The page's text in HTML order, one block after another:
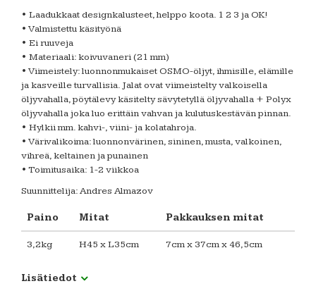
• Laadukkaat designkalusteet, helppo koota. 1 2 3 ja OK!
• Valmistettu käsityönä
• Ei ruuveja
• Materiaali: koivuvaneri (21 mm)
• Viimeistely: luonnonmukaiset OSMO-öljyt, ihmisille, elämille
ja kasveille turvallisia. Jalat ovat viimeistelty valkoisella
öljyvahalla, pöytälevy käsitelty sävytetyllä öljyvahalla + Polyx
öljyvahalla joka luo erittäin vahvan ja kulutuskestävän pinnan.
• Hylkii mm. kahvi-, viini- ja kolatahroja.
• Värivalikoima: luonnonvärinen, sininen, musta, valkoinen,
vihreä, keltainen ja punainen
• Toimitusaika: 1-2 viikkoa
Suunnittelija: Andres Almazov
Paino Mitat Pakkauksen mitat
3,2kg H45 x L35cm 7cm x 37cm x 46,5cm
Lisätiedot